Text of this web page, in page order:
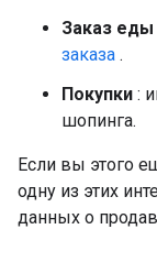
Заказ еды
заказа .
Покупки :
шопинга.
Если вы этого
одну из этих
данных о